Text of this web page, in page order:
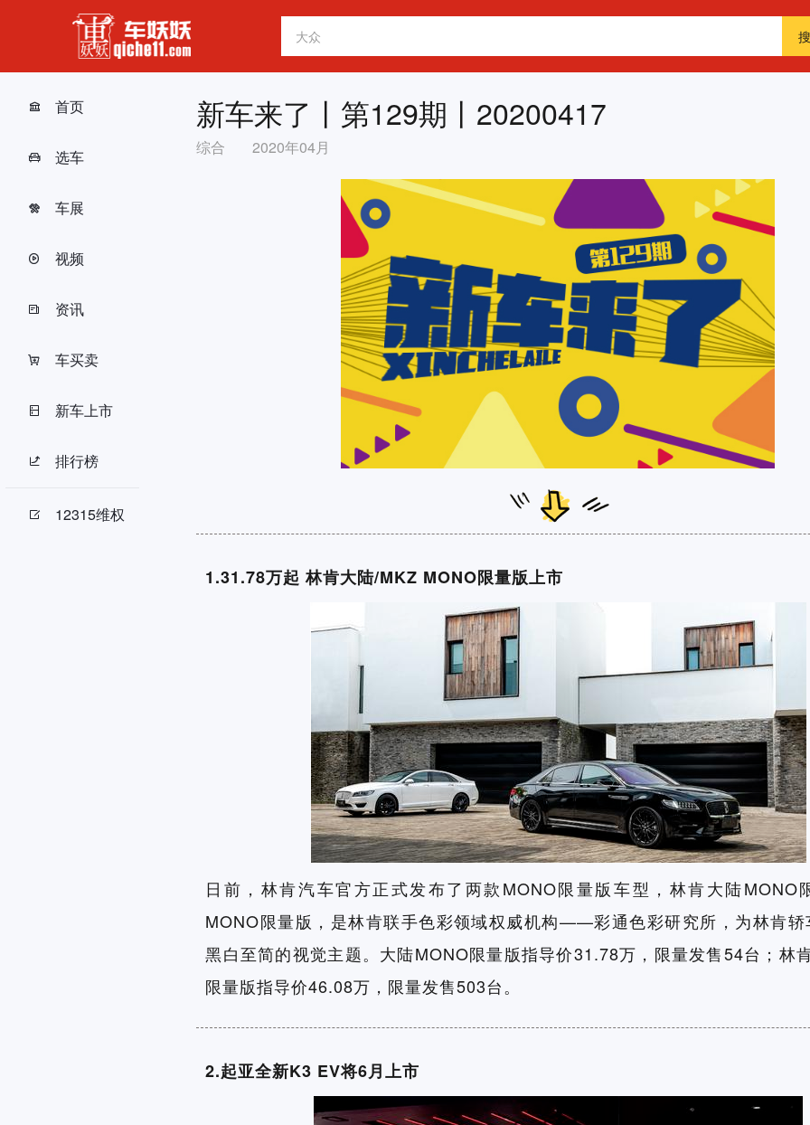
首页
选车
车展
视频
资讯
车买卖
新车上市
排行榜
12315维权
新车来了丨第129期丨20200417
综合 2020年04月
1.31.78万起 林肯大陆/MKZ MONO限量版上市
日前，林肯汽车官方正式发布了两款MONO限量版车型，林肯大陆MONO
MONO限量版，是林肯联手色彩领域权威机构——彩通色彩研究所，为林肯轿
黑白至简的视觉主题。大陆MONO限量版指导价31.78万，限量发售54台；林
限量版指导价46.08万，限量发售503台。
2.起亚全新K3 EV将6月上市